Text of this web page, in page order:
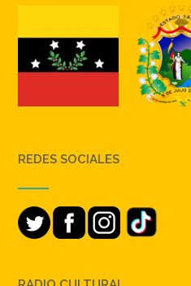
REDES SOCIALES